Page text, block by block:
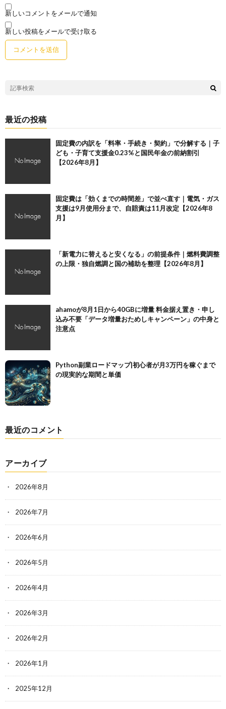
新しいコメントをメールで通知
新しい投稿をメールで受け取る
最近の投稿
固定費の内訳を「料率・手続き・契約」で分解する｜子
ども・子育て支援金0.23%と国民年金の前納割引
【2026年8月】
固定費は「効くまでの時間差」で並べ直す｜電気・ガス
支援は9月使用分まで、自賠責は11月改定【2026年8
月】
「新電力に替えると安くなる」の前提条件｜燃料費調整
の上限・独自燃調と国の補助を整理【2026年8月】
ahamoが8月1日から40GBに増量 料金据え置き・申し
込み不要「データ増量おためしキャンペーン」の中身と
注意点
Python副業ロードマップ|初心者が月3万円を稼ぐまで
の現実的な期間と単価
最近のコメント
アーカイブ
2026年8月
2026年7月
2026年6月
2026年5月
2026年4月
2026年3月
2026年2月
2026年1月
2025年12月